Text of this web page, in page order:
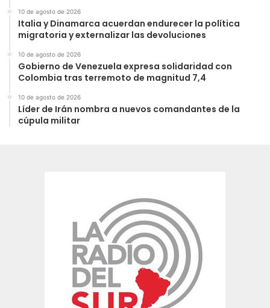
10 de agosto de 2026
Italia y Dinamarca acuerdan endurecer la política
migratoria y externalizar las devoluciones
10 de agosto de 2026
Gobierno de Venezuela expresa solidaridad con
Colombia tras terremoto de magnitud 7,4
10 de agosto de 2026
Líder de Irán nombra a nuevos comandantes de la
cúpula militar